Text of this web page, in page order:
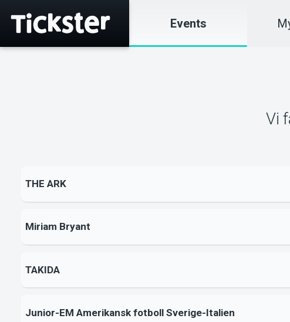
Events
Vi
THE ARK
Miriam Bryant
TAKIDA
Junior-EM Amerikansk fotboll Sverige-Italien